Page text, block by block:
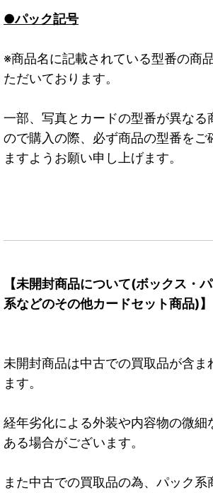
●パック記号
※商品名に記載されている型番の商
ただいております。
一部、写真とカードの型番が異なる
ので購入の際、必ず商品の型番をご
ますようお願い申し上げます。
【未開封商品について(ボックス・
系などのその他カードセット商品)】
未開封商品は中古での買取品が含ま
ます。
経年劣化による外装や内容物の微細
ある場合がございます。
また中古での買取品の為、パック系